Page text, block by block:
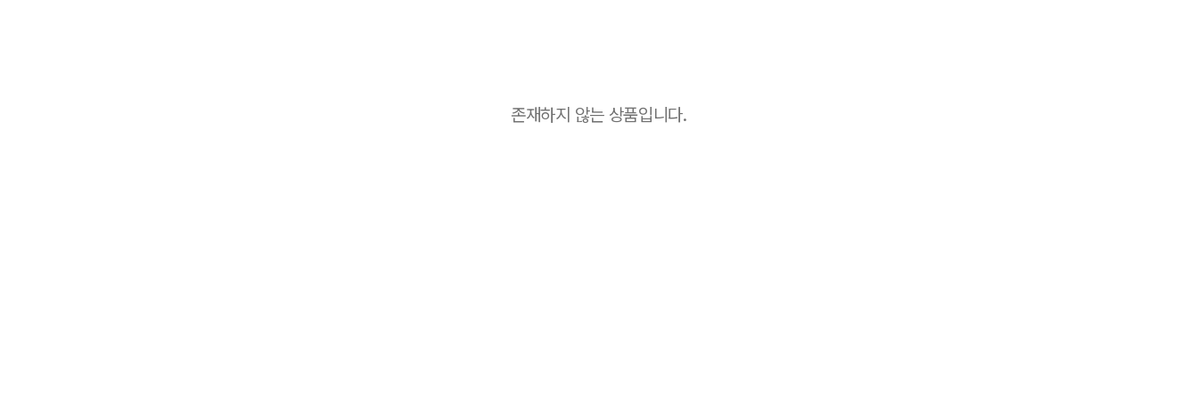
존재하지 않는 상품입니다.